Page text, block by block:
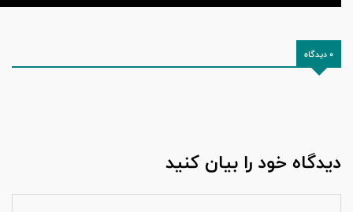
0 دیدگاه
دیدگاه خود را بیان کنید